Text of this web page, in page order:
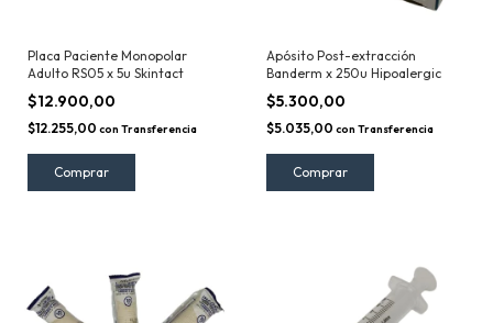
Placa Paciente Monopolar
Adulto RS05 x 5u Skintact
$12.900,00
$12.255,00 con Transferencia
Apósito Post-extracción
Banderm x 250u Hipoalergic
$5.300,00
$5.035,00 con Transferencia